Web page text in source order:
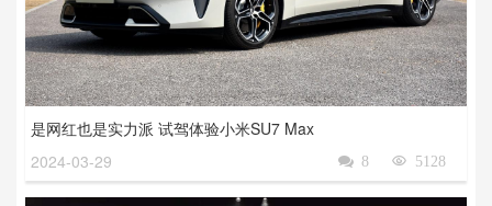
是网红也是实力派 试驾体验小米SU7 Max
2024-03-29
5128

8
